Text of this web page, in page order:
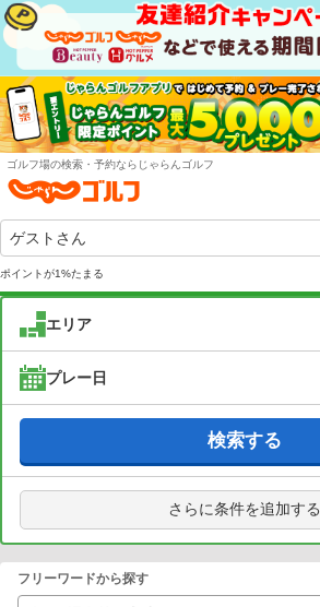
ゴルフ場の検索・予約ならじゃらんゴルフ
ゲスト さん
ポイントが1%たまる
エリア
プレー日
さらに条件を追加する
フリーワードから探す